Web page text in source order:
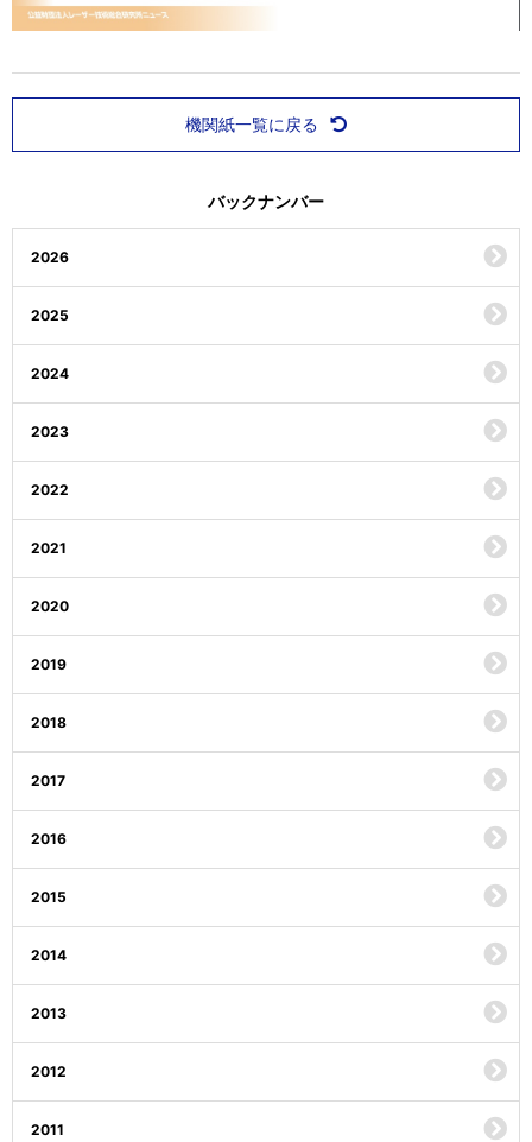
機関紙一覧に戻る
バックナンバー
2026
2025
2024
2023
2022
2021
2020
2019
2018
2017
2016
2015
2014
2013
2012
2011